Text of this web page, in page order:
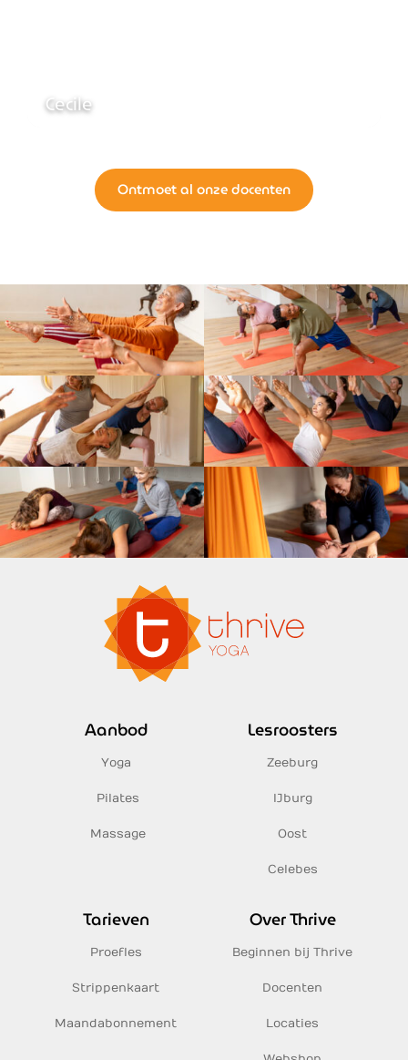
Cecile
Ontmoet al onze docenten
Aanbod
Yoga
Pilates
Massage
Lesroosters
Zeeburg
IJburg
Oost
Celebes
Tarieven
Proefles
Strippenkaart
Maandabonnement
Over Thrive
Beginnen bij Thrive
Docenten
Locaties